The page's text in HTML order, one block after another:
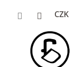
CZK